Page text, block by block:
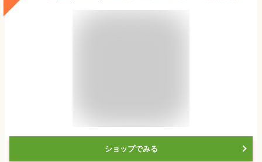
ショップでみる